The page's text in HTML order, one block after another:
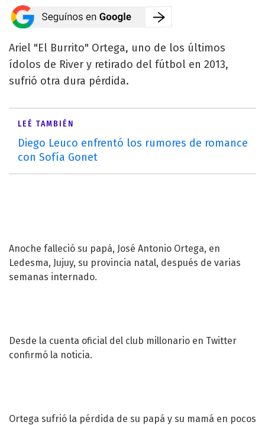
Ariel "El Burrito" Ortega, uno de los últimos
ídolos de River y retirado del fútbol en 2013,
sufrió otra dura pérdida.
LEÉ TAMBIÉN
Diego Leuco enfrentó los rumores de romance
con Sofía Gonet
Anoche falleció su papá, José Antonio Ortega, en
Ledesma, Jujuy, su provincia natal, después de varias
semanas internado.
Desde la cuenta oficial del club millonario en Twitter
confirmó la noticia.
Ortega sufrió la pérdida de su papá y su mamá en pocos